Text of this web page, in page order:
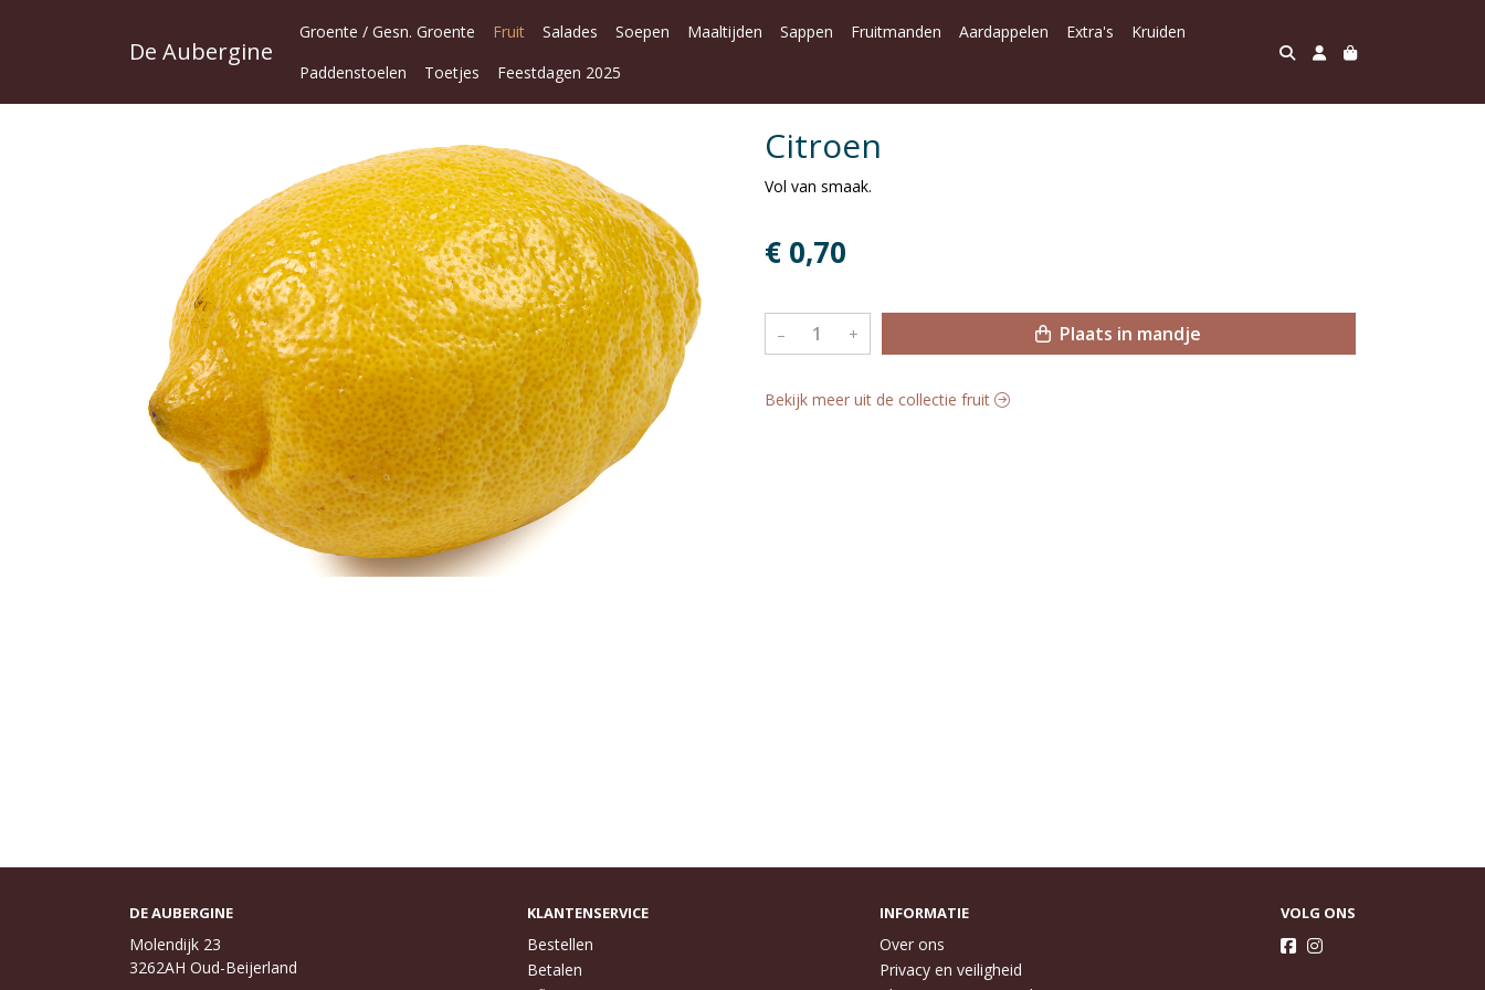
De Aubergine
Groente / Gesn. Groente Fruit Salades Soepen Maaltijden Sappen Fruitmanden Aardappelen Extra's
Kruiden
Paddenstoelen
Toetjes Feestdagen 2025
Citroen
Vol van smaak.
€ 0,70
– + Plaats in mandje
Bekijk meer uit de collectie fruit
DE AUBERGINE
Molendijk 23
3262AH Oud-Beijerland
KLANTENSERVICE
Bestellen
Betalen
INFORMATIE
Over ons
Privacy en veiligheid
VOLG ONS